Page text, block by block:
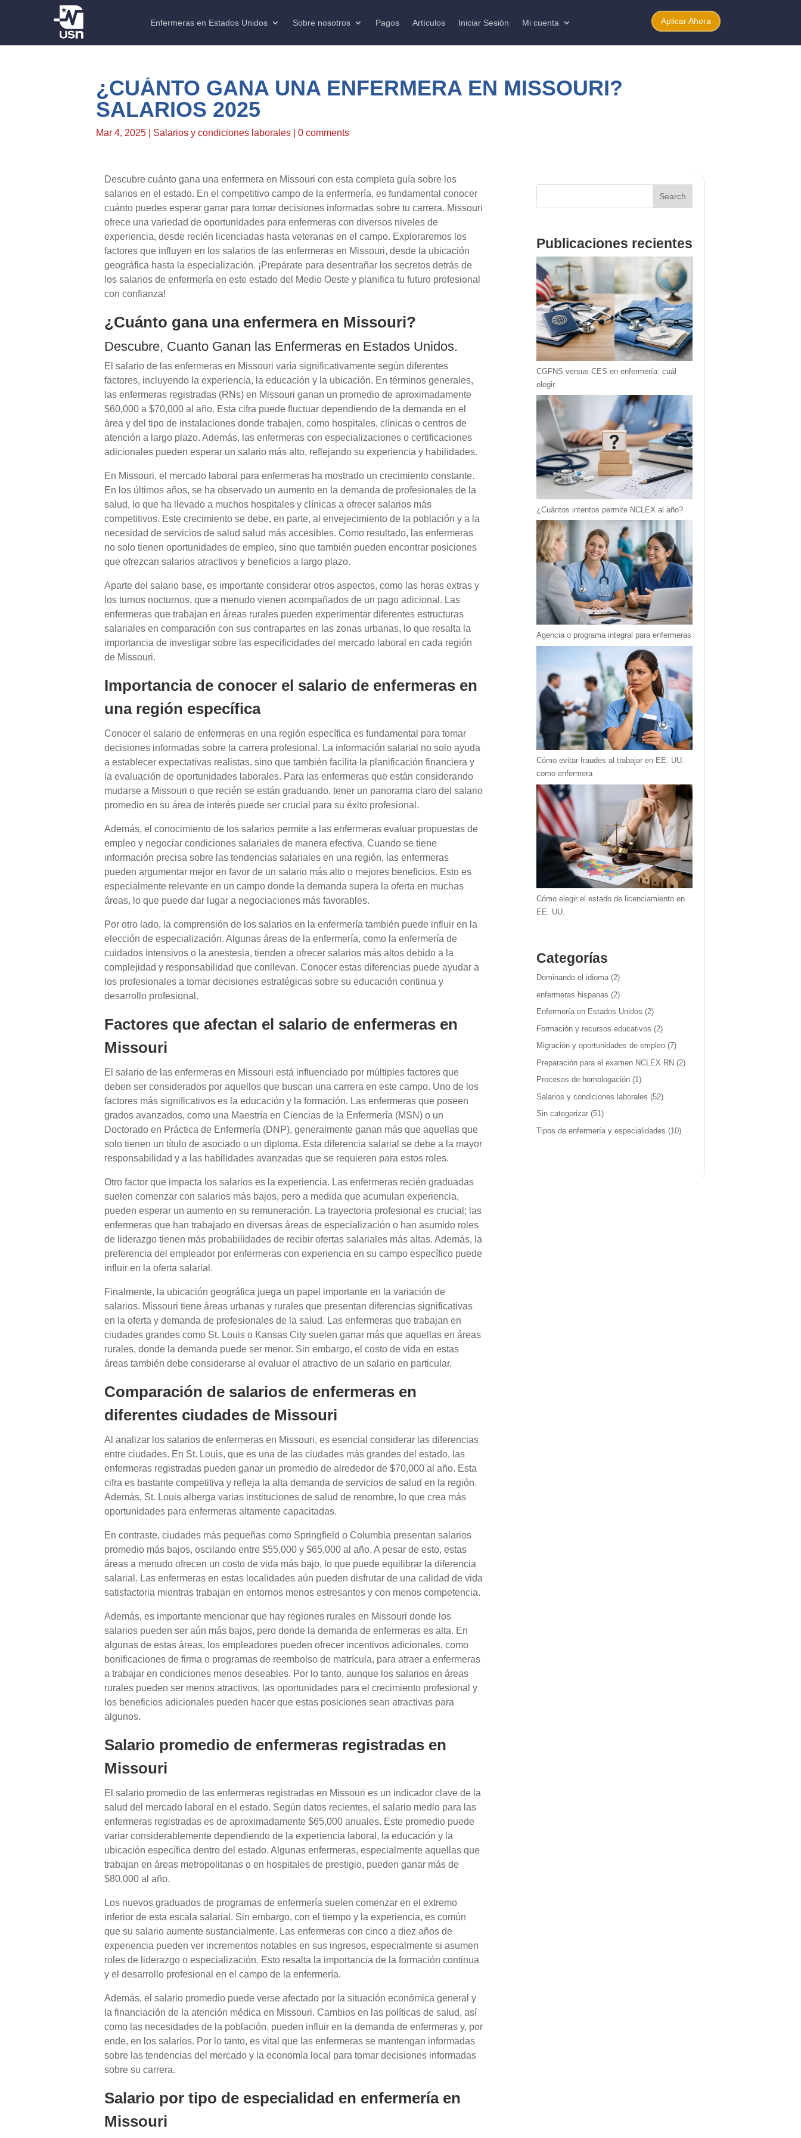
Enfermeras en Estados Unidos Sobre nosotros Pagos Artículos Iniciar Sesión Mi cuenta Aplicar Ahora
¿CUÁNTO GANA UNA ENFERMERA EN MISSOURI?
SALARIOS 2025
Mar 4, 2025 Salarios y condiciones laborales |0 comments
Descubre cuánto gana una enfermera en Missouri con esta completa guía sobre los
salarios en el estado. En el competitivo campo de la enfermería, es fundamental conocer
cuánto puedes esperar ganar para tomar decisiones informadas sobre tu carrera. Missouri
ofrece una variedad de oportunidades para enfermeras con diversos niveles de
experiencia, desde recién licenciadas hasta veteranas en el campo. Exploraremos los
factores que influyen en los salarios de las enfermeras en Missouri, desde la ubicación
geográfica hasta la especialización. ¡Prepárate para desentrañar los secretos detrás de
los salarios de enfermería en este estado del Medio Oeste y planifica tu futuro profesional
con confianza!
¿Cuánto gana una enfermera en Missouri?
Descubre, Cuanto Ganan las Enfermeras en Estados Unidos.
El salario de las enfermeras en Missouri varía significativamente según diferentes
factores, incluyendo la experiencia, la educación y la ubicación. En términos generales,
las enfermeras registradas (RNs) en Missouri ganan un promedio de aproximadamente
$60,000 a $70,000 al año. Esta cifra puede fluctuar dependiendo de la demanda en el
área y del tipo de instalaciones donde trabajen, como hospitales, clínicas o centros de
atención a largo plazo. Además, las enfermeras con especializaciones o certificaciones
adicionales pueden esperar un salario más alto, reflejando su experiencia y habilidades.
En Missouri, el mercado laboral para enfermeras ha mostrado un crecimiento constante.
En los últimos años, se ha observado un aumento en la demanda de profesionales de la
salud, lo que ha llevado a muchos hospitales y clínicas a ofrecer salarios más
competitivos. Este crecimiento se debe, en parte, al envejecimiento de la población y a la
necesidad de servicios de salud salud más accesibles. Como resultado, las enfermeras
no solo tienen oportunidades de empleo, sino que también pueden encontrar posiciones
que ofrezcan salarios atractivos y beneficios a largo plazo.
Aparte del salario base, es importante considerar otros aspectos, como las horas extras y
los turnos nocturnos, que a menudo vienen acompañados de un pago adicional. Las
enfermeras que trabajan en áreas rurales pueden experimentar diferentes estructuras
salariales en comparación con sus contrapartes en las zonas urbanas, lo que resalta la
importancia de investigar sobre las especificidades del mercado laboral en cada región
de Missouri.
Importancia de conocer el salario de enfermeras en
una región específica
Conocer el salario de enfermeras en una región específica es fundamental para tomar
decisiones informadas sobre la carrera profesional. La información salarial no solo ayuda
a establecer expectativas realistas, sino que también facilita la planificación financiera y
la evaluación de oportunidades laborales. Para las enfermeras que están considerando
mudarse a Missouri o que recién se están graduando, tener un panorama claro del salario
promedio en su área de interés puede ser crucial para su éxito profesional.
Además, el conocimiento de los salarios permite a las enfermeras evaluar propuestas de
empleo y negociar condiciones salariales de manera efectiva. Cuando se tiene
información precisa sobre las tendencias salariales en una región, las enfermeras
pueden argumentar mejor en favor de un salario más alto o mejores beneficios. Esto es
especialmente relevante en un campo donde la demanda supera la oferta en muchas
áreas, lo que puede dar lugar a negociaciones más favorables.
Por otro lado, la comprensión de los salarios en la enfermería también puede influir en la
elección de especialización. Algunas áreas de la enfermería, como la enfermería de
cuidados intensivos o la anestesia, tienden a ofrecer salarios más altos debido a la
complejidad y responsabilidad que conllevan. Conocer estas diferencias puede ayudar a
los profesionales a tomar decisiones estratégicas sobre su educación continua y
desarrollo profesional.
Factores que afectan el salario de enfermeras en
Missouri
El salario de las enfermeras en Missouri está influenciado por múltiples factores que
deben ser considerados por aquellos que buscan una carrera en este campo. Uno de los
factores más significativos es la educación y la formación. Las enfermeras que poseen
grados avanzados, como una Maestría en Ciencias de la Enfermería (MSN) o un
Doctorado en Práctica de Enfermería (DNP), generalmente ganan más que aquellas que
solo tienen un título de asociado o un diploma. Esta diferencia salarial se debe a la mayor
responsabilidad y a las habilidades avanzadas que se requieren para estos roles.
Otro factor que impacta los salarios es la experiencia. Las enfermeras recién graduadas
suelen comenzar con salarios más bajos, pero a medida que acumulan experiencia,
pueden esperar un aumento en su remuneración. La trayectoria profesional es crucial; las
enfermeras que han trabajado en diversas áreas de especialización o han asumido roles
de liderazgo tienen más probabilidades de recibir ofertas salariales más altas. Además, la
preferencia del empleador por enfermeras con experiencia en su campo específico puede
influir en la oferta salarial.
Finalmente, la ubicación geográfica juega un papel importante en la variación de
salarios. Missouri tiene áreas urbanas y rurales que presentan diferencias significativas
en la oferta y demanda de profesionales de la salud. Las enfermeras que trabajan en
ciudades grandes como St. Louis o Kansas City suelen ganar más que aquellas en áreas
rurales, donde la demanda puede ser menor. Sin embargo, el costo de vida en estas
áreas también debe considerarse al evaluar el atractivo de un salario en particular.
Comparación de salarios de enfermeras en
diferentes ciudades de Missouri
Al analizar los salarios de enfermeras en Missouri, es esencial considerar las diferencias
entre ciudades. En St. Louis, que es una de las ciudades más grandes del estado, las
enfermeras registradas pueden ganar un promedio de alrededor de $70,000 al año. Esta
cifra es bastante competitiva y refleja la alta demanda de servicios de salud en la región.
Además, St. Louis alberga varias instituciones de salud de renombre, lo que crea más
oportunidades para enfermeras altamente capacitadas.
En contraste, ciudades más pequeñas como Springfield o Columbia presentan salarios
promedio más bajos, oscilando entre $55,000 y $65,000 al año. A pesar de esto, estas
áreas a menudo ofrecen un costo de vida más bajo, lo que puede equilibrar la diferencia
salarial. Las enfermeras en estas localidades aún pueden disfrutar de una calidad de vida
satisfactoria mientras trabajan en entornos menos estresantes y con menos competencia.
Además, es importante mencionar que hay regiones rurales en Missouri donde los
salarios pueden ser aún más bajos, pero donde la demanda de enfermeras es alta. En
algunas de estas áreas, los empleadores pueden ofrecer incentivos adicionales, como
bonificaciones de firma o programas de reembolso de matrícula, para atraer a enfermeras
a trabajar en condiciones menos deseables. Por lo tanto, aunque los salarios en áreas
rurales pueden ser menos atractivos, las oportunidades para el crecimiento profesional y
los beneficios adicionales pueden hacer que estas posiciones sean atractivas para
algunos.
Salario promedio de enfermeras registradas en
Missouri
El salario promedio de las enfermeras registradas en Missouri es un indicador clave de la
salud del mercado laboral en el estado. Según datos recientes, el salario medio para las
enfermeras registradas es de aproximadamente $65,000 anuales. Este promedio puede
variar considerablemente dependiendo de la experiencia laboral, la educación y la
ubicación específica dentro del estado. Algunas enfermeras, especialmente aquellas que
trabajan en áreas metropolitanas o en hospitales de prestigio, pueden ganar más de
$80,000 al año.
Los nuevos graduados de programas de enfermería suelen comenzar en el extremo
inferior de esta escala salarial. Sin embargo, con el tiempo y la experiencia, es común
que su salario aumente sustancialmente. Las enfermeras con cinco a diez años de
experiencia pueden ver incrementos notables en sus ingresos, especialmente si asumen
roles de liderazgo o especialización. Esto resalta la importancia de la formación continua
y el desarrollo profesional en el campo de la enfermería.
Además, el salario promedio puede verse afectado por la situación económica general y
la financiación de la atención médica en Missouri. Cambios en las políticas de salud, así
como las necesidades de la población, pueden influir en la demanda de enfermeras y, por
ende, en los salarios. Por lo tanto, es vital que las enfermeras se mantengan informadas
sobre las tendencias del mercado y la economía local para tomar decisiones informadas
sobre su carrera.
Salario por tipo de especialidad en enfermería en
Missouri
Search
Publicaciones recientes
CGFNS versus CES en enfermería: cuál
elegir
¿Cuántos intentos permite NCLEX al año?
Agencia o programa integral para enfermeras
Cómo evitar fraudes al trabajar en EE. UU.
como enfermera
Cómo elegir el estado de licenciamiento en
EE. UU.
Categorías
Dominando el idioma(2)
enfermeras hispanas (2)
Enfermería en Estados Unidos (2)
Formación y recursos educativos (2)
Migración y oportunidades de empleo(7)
Preparación para el examen NCLEX RN(2)
Procesos de homologación(1)
Salarios y condiciones laborales (52)
Sin categorizar(51)
Tipos de enfermería y especialidades (10)